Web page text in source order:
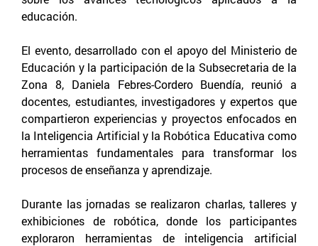
educación.
El evento, desarrollado con el apoyo del Ministerio de
Educación y la participación de la Subsecretaria de la
Zona 8, Daniela Febres-Cordero Buendía, reunió a
docentes, estudiantes, investigadores y expertos que
compartieron experiencias y proyectos enfocados en
la Inteligencia Artificial y la Robótica Educativa como
herramientas fundamentales para transformar los
procesos de enseñanza y aprendizaje.
Durante las jornadas se realizaron charlas, talleres y
exhibiciones de robótica, donde los participantes
exploraron herramientas de inteligencia artificial